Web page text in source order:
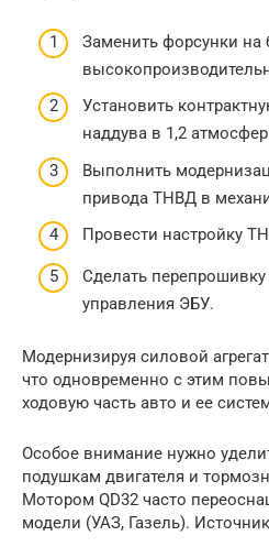
Заменить форсунки на
Установить
наддува в 1,2
Выполнить
привода ТНВД в
Провести настройку
Сделать
управления ЭБУ.
Модернизируя силовой
что одновременно с этим
ходовую часть авто и ее
Особое внимание нужно
подушкам двигателя и
Мотором QD32 часто
модели (УАЗ, Газель). Источник